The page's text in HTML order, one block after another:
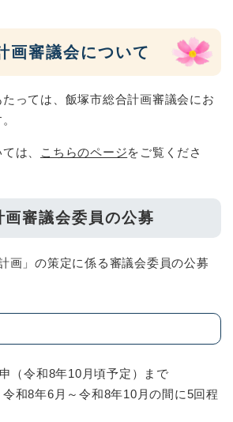
画審議会について
っては、飯塚市総合計画審議会にお
は、 こちらのページをご覧くださ
画審議会委員の公募
画」の策定に係る審議会委員の公募
（令和8年10月頃予定）まで
和8年6月～令和8年10月の間に5回程